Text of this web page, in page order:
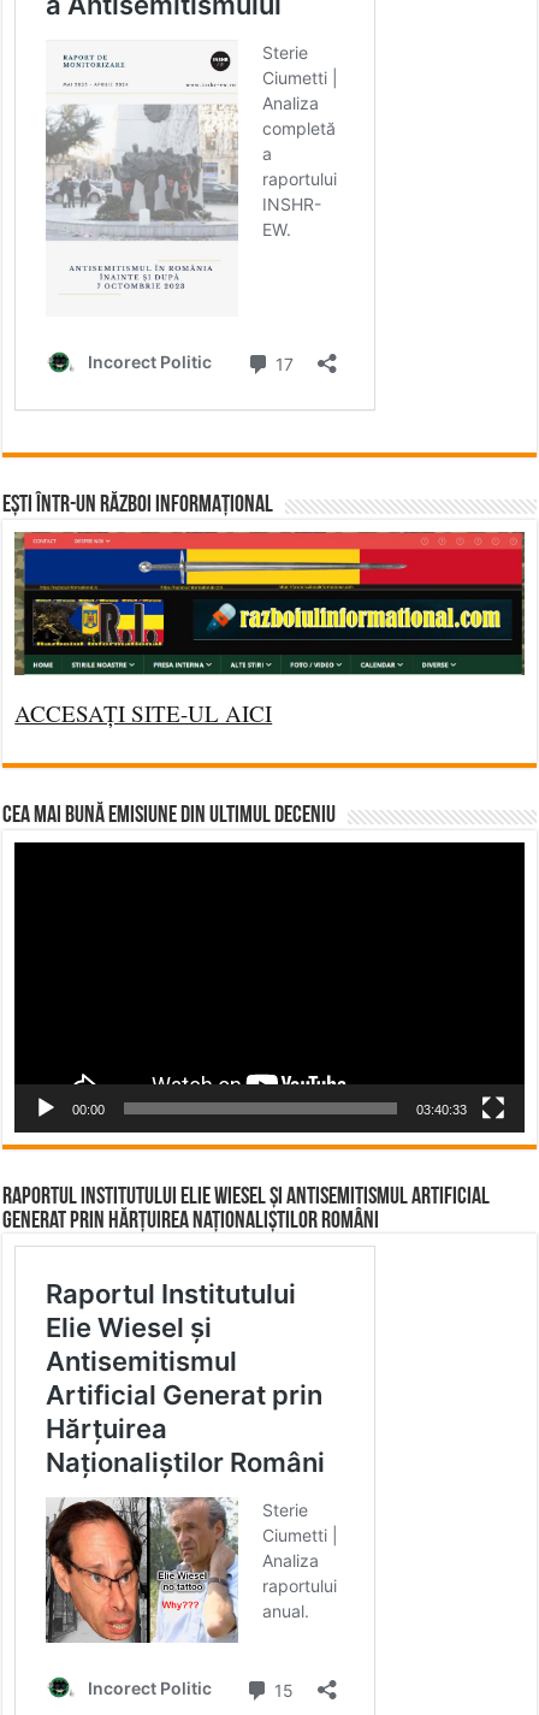
Ești într-un RĂZBOI INFORMAȚIONAL
ACCESAȚI SITE-UL AICI
CEA MAI BUNĂ EMISIUNE DIN ULTIMUL DECENIU
00:00 03:40:33
Raportul Institutului Elie Wiesel și Antisemitismul Artificial
Generat prin Hărțuirea Naționaliștilor Români